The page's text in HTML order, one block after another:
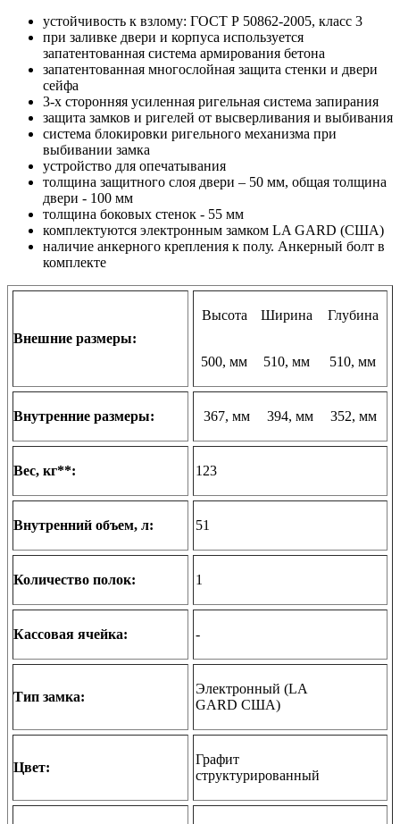
устойчивость к взлому: ГОСТ Р 50862-2005, класс 3
при заливке двери и корпуса используется
запатентованная система армирования бетона
запатентованная многослойная защита стенки и двери
сейфа
3-х сторонняя усиленная ригельная система запирания
защита замков и ригелей от высверливания и выбивания
система блокировки ригельного механизма при
выбивании замка
устройство для опечатывания
толщина защитного слоя двери – 50 мм, общая толщина
двери - 100 мм
толщина боковых стенок - 55 мм
комплектуются электронным замком LA GARD (США)
наличие анкерного крепления к полу. Анкерный болт в
комплекте
Внешние размеры:
Высота Ширина Глубина
500, мм 510, мм 510, мм
Внутренние размеры: 367, мм 394, мм 352, мм
Вес, кг**: 123
Внутренний объем, л: 51
Количество полок: 1
Кассовая ячейка: -
Тип замка:
Электронный (LA
GARD США)
Цвет:
Графит
структурированный